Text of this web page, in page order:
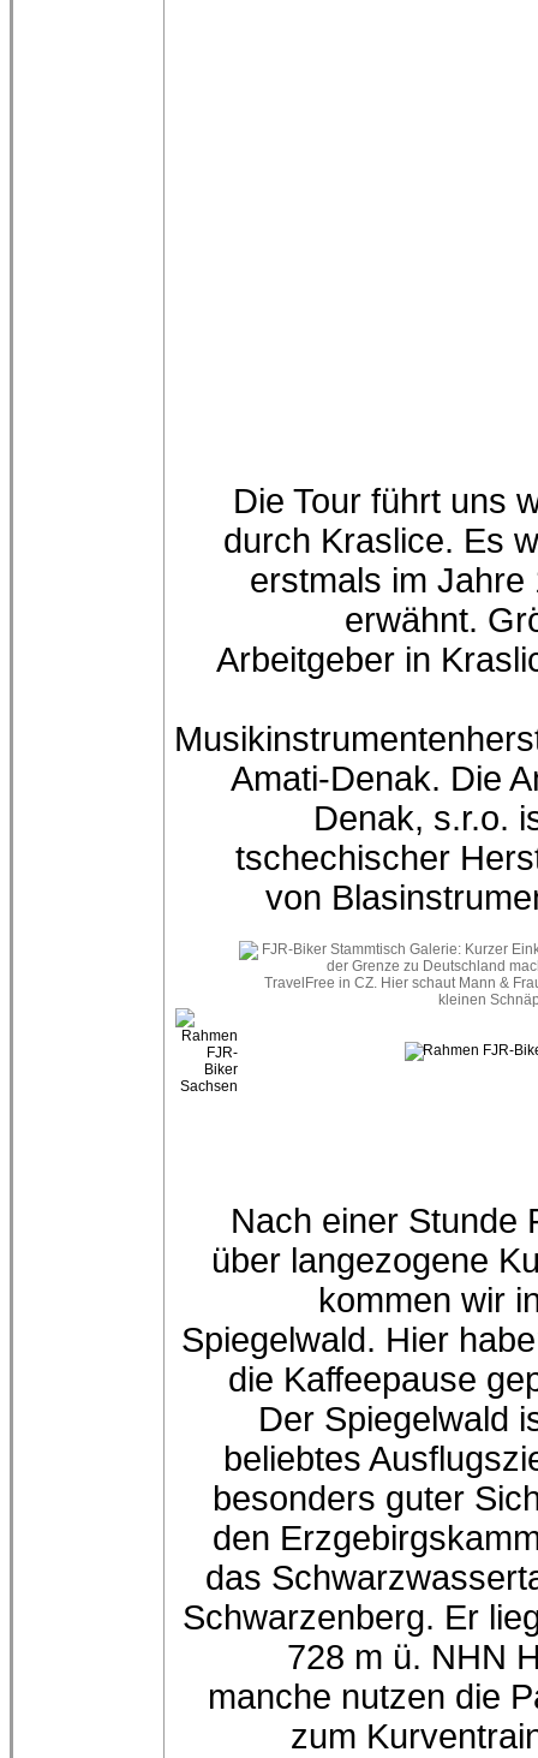
Die Tour führt uns
durch Kraslice. Es
erstmals im Jahre
erwähnt.
Arbeitgeber in
Amati-Denak. Die
Denak, s.r.o.
tschechischer
von
Nach einer Stunde
über langezogene
kommen wir
Spiegelwald. Hier
die Kaffeepause
Der Spiegelwald
beliebtes
besonders guter
den
das
Schwarzenberg. Er
728 m ü. NHN
manche nutzen die
zum